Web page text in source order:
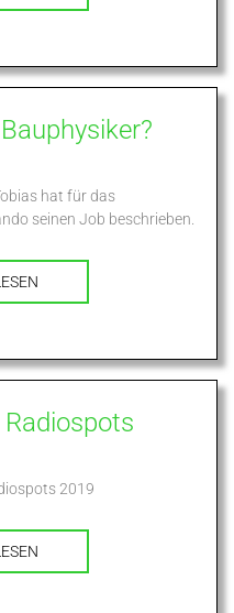
hat für das
seinen Job beschrieben.
Radiospots
2019